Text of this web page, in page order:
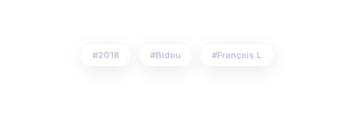
2018 Bidou François L